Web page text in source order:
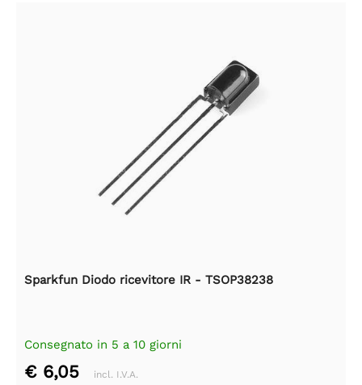
Sparkfun Diodo ricevitore IR - TSOP38238
Consegnato in 5 a 10 giorni
€ 6,05 incl. I.V.A.